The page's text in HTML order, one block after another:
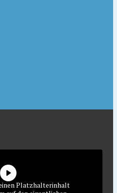
Platzhalterinhalt